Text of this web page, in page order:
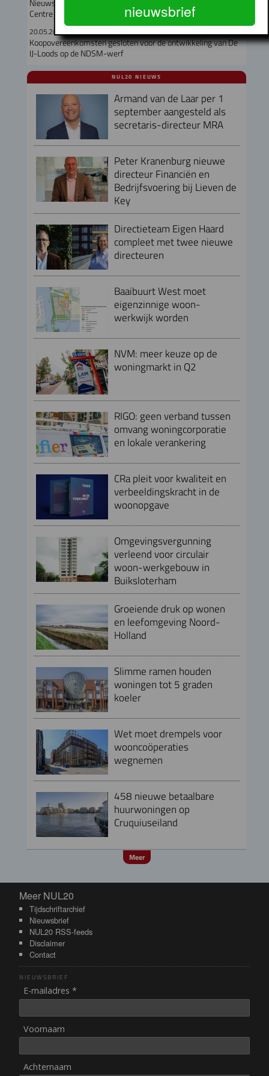
Nieuws vanaf de Provada: herontwikkeling World Fashion
Centre en Schinkelhaven
20.05.2026
Koopovereenkomsten gesloten voor de ontwikkeling van De
IJ-Loods op de NDSM-werf
NUL20 NIEUWS
Armand van de Laar per 1
september aangesteld als
secretaris-directeur MRA
Peter Kranenburg nieuwe
directeur Financiën en
Bedrijfsvoering bij Lieven de
Key
Directieteam Eigen Haard
compleet met twee nieuwe
directeuren
Baaibuurt West moet
eigenzinnige woon-
werkwijk worden
NVM: meer keuze op de
woningmarkt in Q2
RIGO: geen verband tussen
omvang woningcorporatie
en lokale verankering
CRa pleit voor kwaliteit en
verbeeldingskracht in de
woonopgave
Omgevingsvergunning
verleend voor circulair
woon-werkgebouw in
Buiksloterham
Groeiende druk op wonen
en leefomgeving Noord-
Holland
Slimme ramen houden
woningen tot 5 graden
koeler
Wet moet drempels voor
wooncoöperaties
wegnemen
458 nieuwe betaalbare
huurwoningen op
Cruquiuseiland
Meer
Meer NUL20
Meer NUL20
Tijdschriftarchief
Nieuwsbrief
NUL20 RSS-feeds
Disclaimer
Contact
NIEUWSBRIEF
E-mailadres *
Voornaam
Achternaam
nieuwsbrief